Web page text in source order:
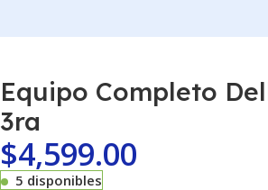
Equipo Completo
3ra
$4,599.00
5 disponibles